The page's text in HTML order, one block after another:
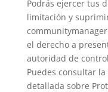
Podrás ejercer tus
limitación y
el derecho a
autoridad de
Puedes consultar
detallada sobre